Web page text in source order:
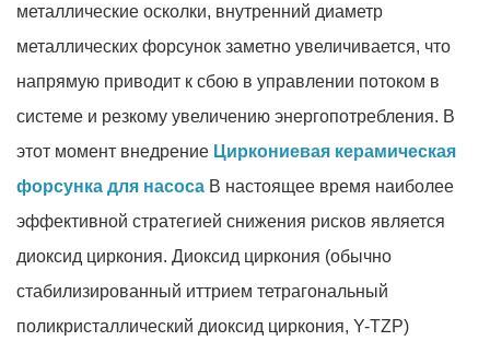
металлические осколки, внутренний диаметр
металлических форсунок заметно увеличивается, что
напрямую приводит к сбою в управлении потоком в
системе и резкому увеличению энергопотребления. В
этот момент внедрение Циркониевая керамическая
форсунка для насоса В настоящее время наиболее
эффективной стратегией снижения рисков является
диоксид циркония. Диоксид циркония (обычно
стабилизированный иттрием тетрагональный
поликристаллический диоксид циркония, Y-TZP)